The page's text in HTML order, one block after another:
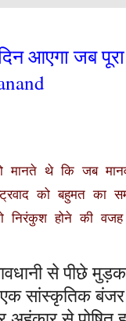
आएगा जब
मानते थे कि जब
को बहुमत का
निरंकुश होने की वजह
से पीछे
एक सांस्कृतिक